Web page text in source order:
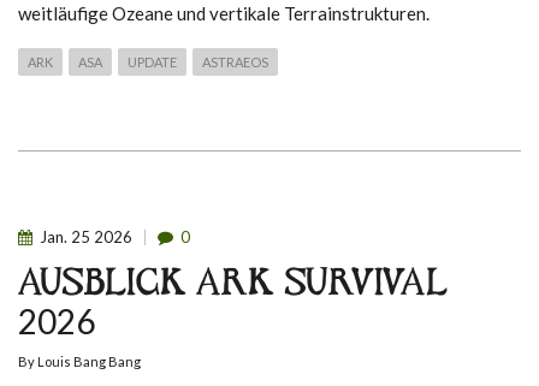
weitläufige Ozeane und vertikale Terrainstrukturen.
ARK ASA UPDATE ASTRAEOS
Jan. 25 2026 0
AUSBLICK ARK SURVIVAL
2026
By Louis Bang Bang